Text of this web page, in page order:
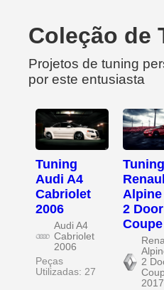
Coleção de
Projetos de tuning
por este entusiasta
Tuning
Audi A4
Cabriolet
2006
Audi A4
Cabriolet
2006
Peças
Utilizadas: 27
Tuning
Alpine
2 Door
2
2017